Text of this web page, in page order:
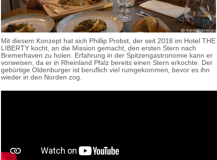
Mit diesem Konzept hat sich Phillip Probst, der seit 2018 im Hotel THE
LIBERTY kocht, an die Mission gemacht, den ersten Stern nach
Bremerhaven zu holen. Erfahrung in der Spitzengastronomie kann er
vorweisen, da er in Rheinland Pfalz bereits einen Stern erkochte. Der
gebürtige Oldenburger ist beruflich viel rumgekommen, bevor es ihn
wieder in den Norden zog.